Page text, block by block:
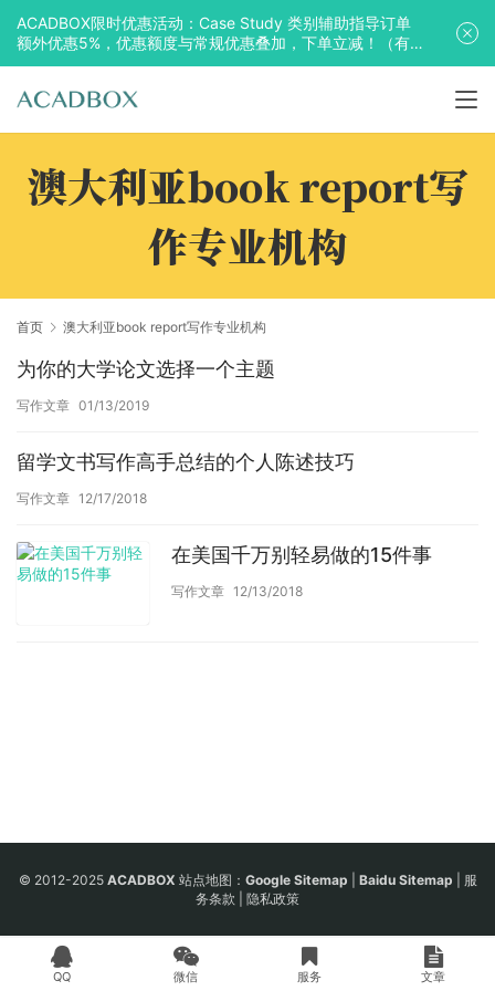
澳大利亚book report写
作专业机构
首页 澳大利亚book report写作专业机构
为你的大学论文选择一个主题
写作文章 01/13/2019
留学文书写作高手总结的个人陈述技巧
写作文章 12/17/2018
在美国千万别轻易做的15件事
写作文章 12/13/2018
© 2012-2025 ACADBOX 站点地图： Google Sitemap Baidu Sitemap
服
务条款
隐私政策
QQ 微信 服务 文章
ACADBOX限时优惠活动：Case Study 类别辅助指导订单
额外优惠5%，优惠额度与常规优惠叠加，下单立减！（有
效期至2025年10月31日）